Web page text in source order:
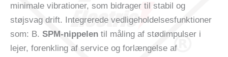
minimale vibrationer, som bidrager til stabil og
støjsvag drift. Integrerede vedligeholdelsesfunktioner
som: B. SPM-nippelen til måling af stødimpulser i
lejer, forenkling af service og forlængelse af